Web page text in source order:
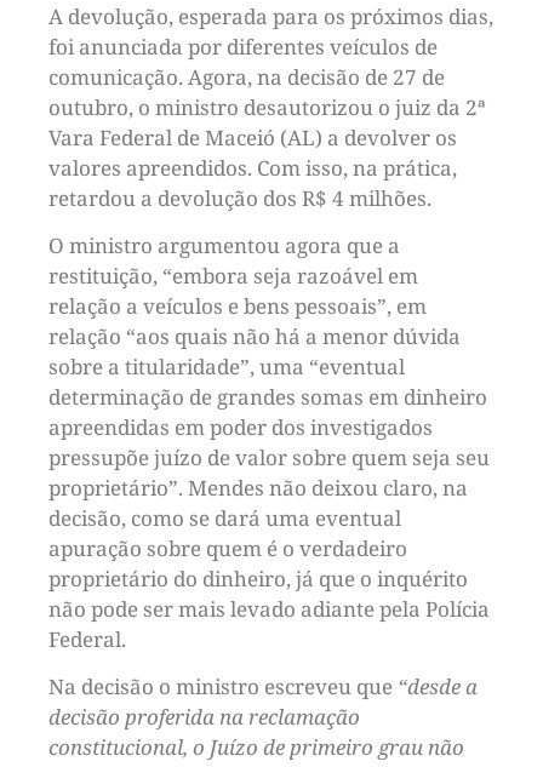
A devolução, esperada para os próximos dias,
foi anunciada por diferentes veículos de
comunicação. Agora, na decisão de 27 de
outubro, o ministro desautorizou o juiz da 2ª
Vara Federal de Maceió (AL) a devolver os
valores apreendidos. Com isso, na prática,
retardou a devolução dos R$ 4 milhões.
O ministro argumentou agora que a
restituição, “embora seja razoável em
relação a veículos e bens pessoais”, em
relação “aos quais não há a menor dúvida
sobre a titularidade”, uma “eventual
determinação de grandes somas em dinheiro
apreendidas em poder dos investigados
pressupõe juízo de valor sobre quem seja seu
proprietário”. Mendes não deixou claro, na
decisão, como se dará uma eventual
apuração sobre quem é o verdadeiro
proprietário do dinheiro, já que o inquérito
não pode ser mais levado adiante pela Polícia
Federal.
Na decisão o ministro escreveu que “desde a
decisão proferida na reclamação
constitucional, o Juízo de primeiro grau não